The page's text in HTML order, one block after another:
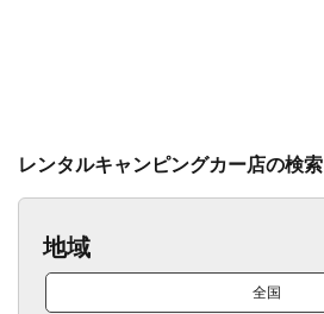
レンタルキャンピングカー店の検索
地域
全国